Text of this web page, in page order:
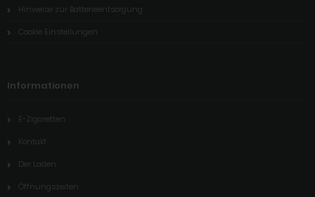
Hinweise zur Batterieentsorgung
Cookie Einstellungen
Informationen
E-Zigaretten
Kontakt
Der Laden
Öffnungszeiten